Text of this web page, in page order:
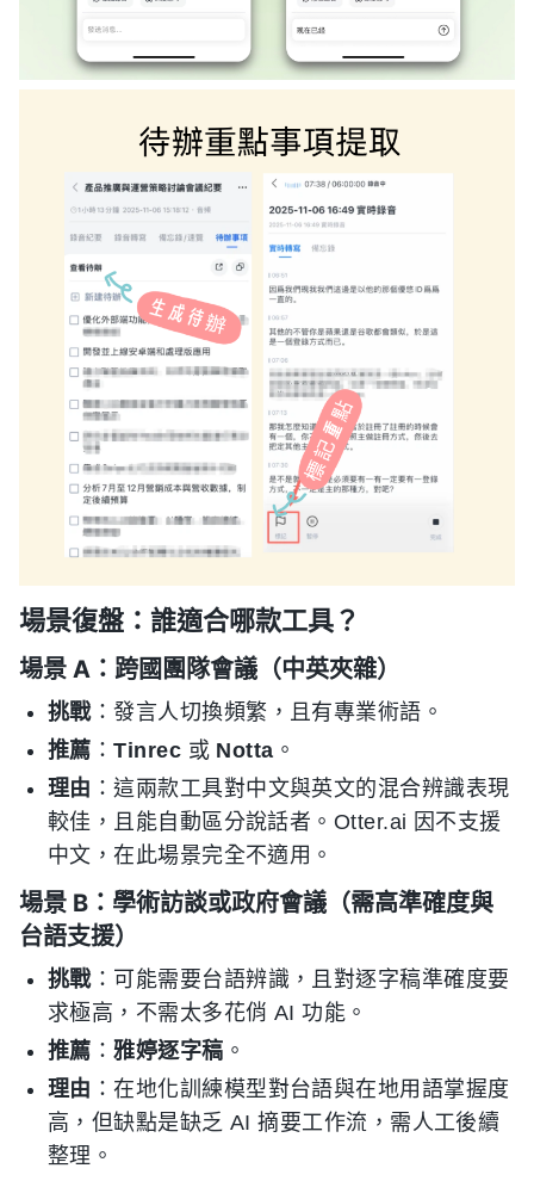
場景復盤：誰適合哪款工具？
場景 A：跨國團隊會議（中英夾雜）
挑戰：發言人切換頻繁，且有專業術語。
推薦 ：Tinrec 或 Notta 。
理由 ：這兩款工具對中文與英文的混合辨識表現
較佳，且能自動區分說話者。Otter.ai 因不支援
中文，在此場景完全不適用。
場景 B：學術訪談或政府會議（需高準確度與
台語支援）
挑戰：可能需要台語辨識，且對逐字稿準確度要
求極高，不需太多花俏 AI 功能。
推薦 ：雅婷逐字稿 。
理由 ：在地化訓練模型對台語與在地用語掌握度
高，但缺點是缺乏 AI 摘要工作流，需人工後續
整理。